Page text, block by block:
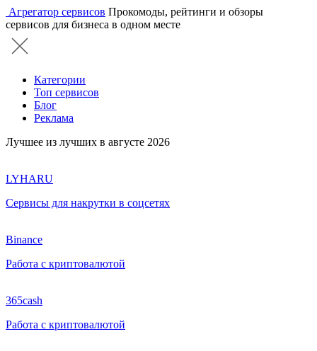
Агрегатор сервисов Прокомоды, рейтинги и обзоры
сервисов для бизнеса в одном месте
Категории
Топ сервисов
Блог
Реклама
Лучшее из лучших в августе 2026
LYHARU
Сервисы для накрутки в соцсетях
Binance
Работа с криптовалютой
365cash
Работа с криптовалютой